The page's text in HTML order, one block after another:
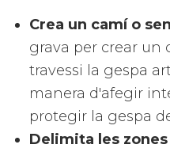
Crea un camí o
grava per crear un
travessi la gespa
manera d'afegir
protegir la gespa
Delimita les zones